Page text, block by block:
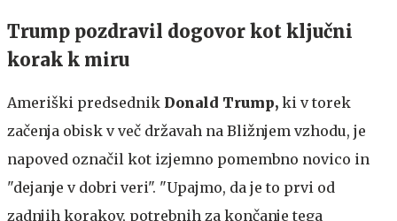
Trump pozdravil dogovor kot ključni
korak k miru
Ameriški predsednik Donald Trump, ki v torek
začenja obisk v več državah na Bližnjem vzhodu, je
napoved označil kot izjemno pomembno novico in
"dejanje v dobri veri". "Upajmo, da je to prvi od
zadnjih korakov, potrebnih za končanje tega